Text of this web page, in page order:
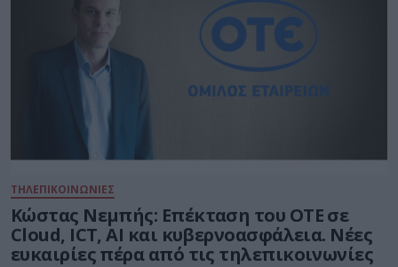
ΤΗΛΕΠΙΚΟΙΝΩΝΙΕΣ
Kώστας Νεμπής: Επέκταση του ΟΤΕ σε
Cloud, ICT, AI και κυβερνοασφάλεια. Νέες
ευκαιρίες πέρα από τις τηλεπικοινωνίες